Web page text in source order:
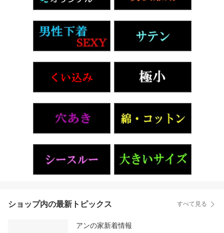
ショップ内の最新トピックス すべて見る
アンの家新着情報